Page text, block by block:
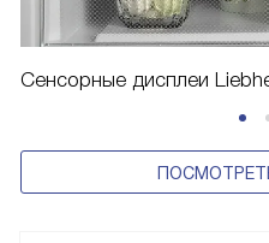
Сенсорные дисплеи